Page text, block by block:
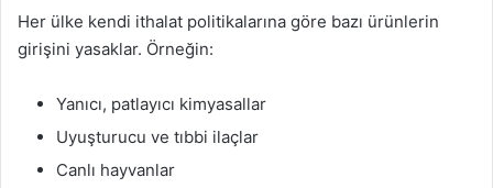
Her ülke kendi ithalat politikalarına göre bazı ürünlerin
girişini yasaklar. Örneğin:
Yanıcı, patlayıcı kimyasallar
Uyuşturucu ve tıbbi ilaçlar
Canlı hayvanlar